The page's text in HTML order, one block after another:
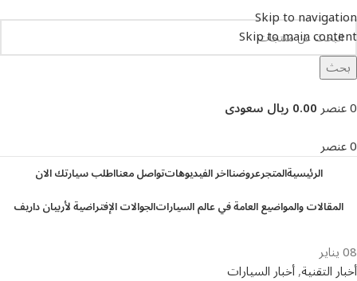
Skip to navigation
Skip to main content
بحث
0عنصر0.00 ريال سعودى
0عنصر
الرئيسيةالمتجرعروضنااخر الفيديوهاتتواصل معنااطلب سيارتك الان
المقالات والمواضيع العامة في عالم السياراتالجوالات الإفتراضية لأربيان داريف
08يناير
أخبار التقنية,أخبار السيارات